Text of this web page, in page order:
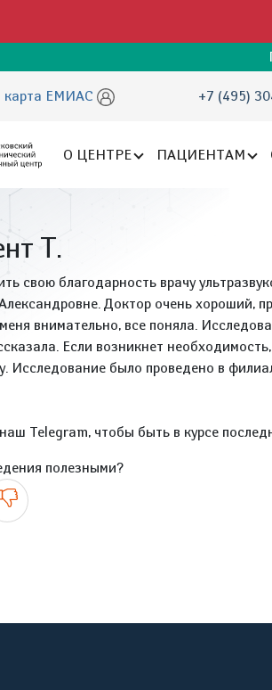
карта ЕМИАС +7 (495)
О ЦЕНТРЕ ПАЦИЕНТАМ
Т.
свою благодарность врачу
Доктор очень хороший,
внимательно, все поняла.
Если возникнет
Исследование было проведено в
Telegram, чтобы быть в курсе
полезными?
Нет